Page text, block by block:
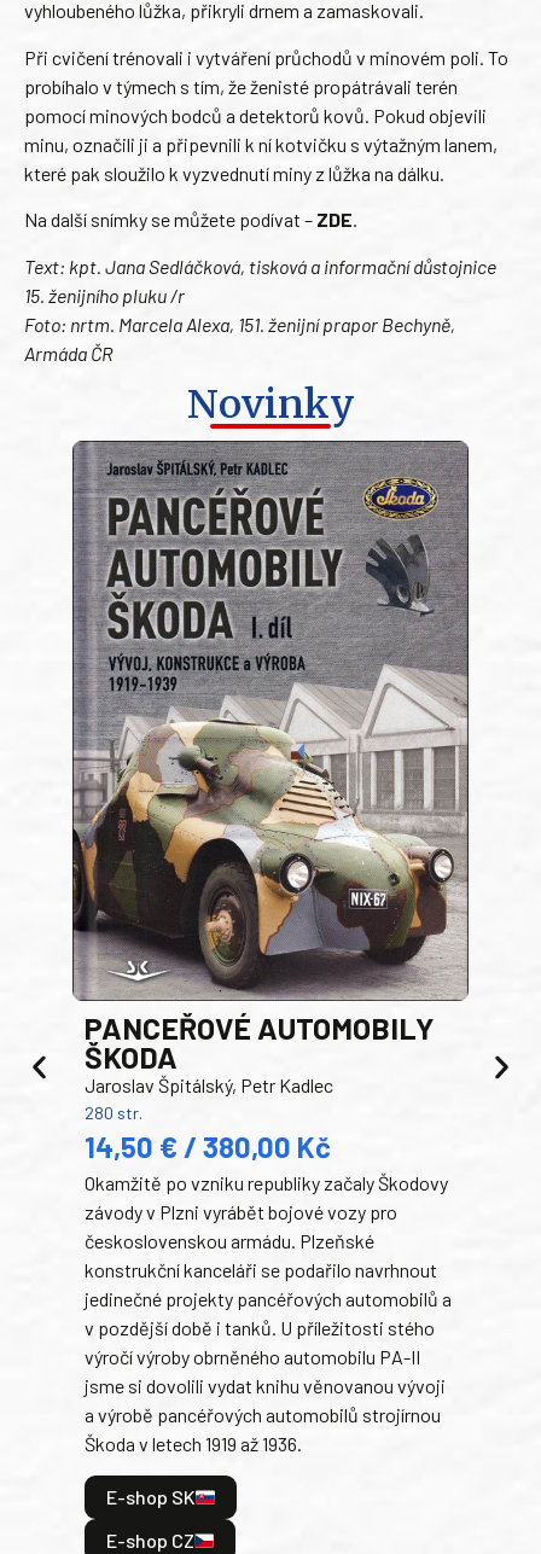
vyhloubeného lůžka, přikryli drnem a zamaskovali.
Při cvičení trénovali i vytváření průchodů v minovém poli. To
probíhalo v týmech s tím, že ženisté propátrávali terén
pomocí minových bodců a detektorů kovů. Pokud objevili
minu, označili ji a připevnili k ní kotvičku s výtažným lanem,
které pak sloužilo k vyzvednutí miny z lůžka na dálku.
Na další snímky se můžete podívat – ZDE.
Text: kpt. Jana Sedláčková, tisková a informační důstojnice
15. ženijního pluku /r
Foto: nrtm. Marcela Alexa, 151. ženijní prapor Bechyně,
Armáda ČR
Novinky
PANCEŘOVÉ AUTOMOBILY
ŠKODA
Jaroslav Špitálský, Petr Kadlec
280 str.
14,50 € / 380,00 Kč
Okamžitě po vzniku republiky začaly Škodovy
závody v Plzni vyrábět bojové vozy pro
československou armádu. Plzeňské
konstrukční kanceláři se podařilo navrhnout
jedinečné projekty pancéřových automobilů a
v pozdější době i tanků. U příležitosti stého
výročí výroby obrněného automobilu PA-II
jsme si dovolili vydat knihu věnovanou vývoji
a výrobě pancéřových automobilů strojírnou
Škoda v letech 1919 až 1936.
E-shop SK
E-shop CZ